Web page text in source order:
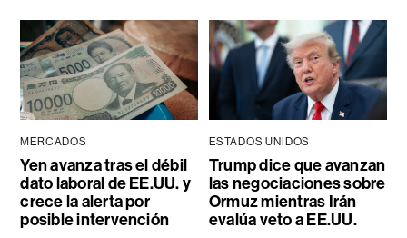
MERCADOS
Yen avanza tras el débil
dato laboral de EE.UU. y
crece la alerta por
posible intervención
ESTADOS UNIDOS
Trump dice que avanzan
las negociaciones sobre
Ormuz mientras Irán
evalúa veto a EE.UU.